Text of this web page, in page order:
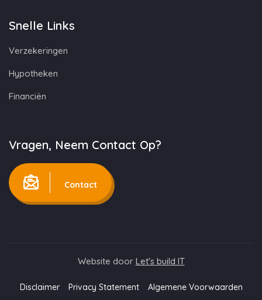
Snelle Links
Verzekeringen
Hypotheken
Financiën
Vragen, Neem Contact Op?
Contact
Website door Let's build IT
Disclaimer Privacy Statement Algemene Voorwaarden